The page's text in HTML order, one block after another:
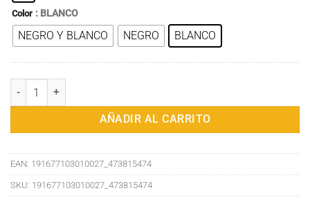
89,59€.
Color : BLANCO
NEGRO Y BLANCO NEGRO BLANCO
Bolso de Mujer Cuero Corazón Mano Bolso Señoras Top Handle
AÑADIR AL CARRITO
EAN: 191677103010027_473815474
SKU: 191677103010027_473815474